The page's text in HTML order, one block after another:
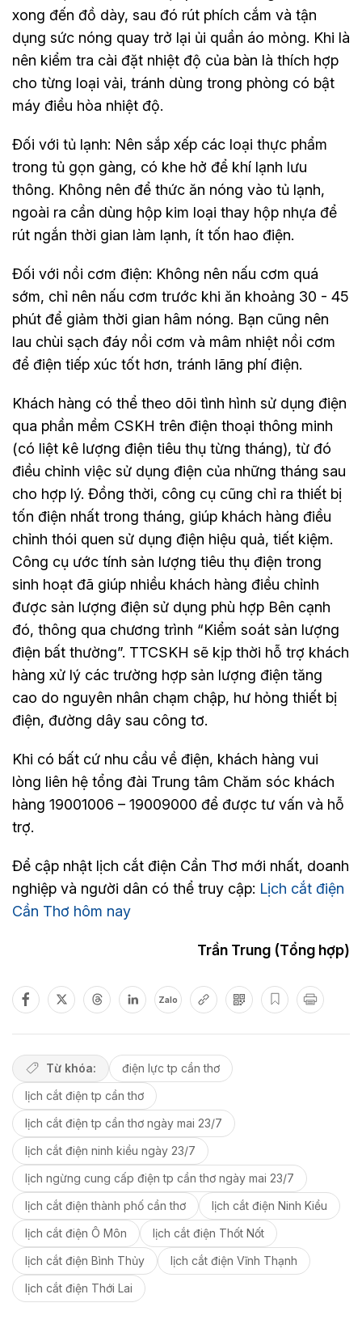
xong đến đồ dày, sau đó rút phích cắm và tận
dụng sức nóng quay trở lại ủi quần áo mỏng. Khi là
nên kiểm tra cài đặt nhiệt độ của bàn là thích hợp
cho từng loại vải, tránh dùng trong phòng có bật
máy điều hòa nhiệt độ.
Đối với tủ lạnh: Nên sắp xếp các loại thực phẩm
trong tủ gọn gàng, có khe hở để khí lạnh lưu
thông. Không nên để thức ăn nóng vào tủ lạnh,
ngoài ra cần dùng hộp kim loại thay hộp nhựa để
rút ngắn thời gian làm lạnh, ít tốn hao điện.
Đối với nồi cơm điện: Không nên nấu cơm quá
sớm, chỉ nên nấu cơm trước khi ăn khoảng 30 - 45
phút để giảm thời gian hâm nóng. Bạn cũng nên
lau chùi sạch đáy nồi cơm và mâm nhiệt nồi cơm
để điện tiếp xúc tốt hơn, tránh lãng phí điện.
Khách hàng có thể theo dõi tình hình sử dụng điện
qua phần mềm CSKH trên điện thoại thông minh
(có liệt kê lượng điện tiêu thụ từng tháng), từ đó
điều chỉnh việc sử dụng điện của những tháng sau
cho hợp lý. Đồng thời, công cụ cũng chỉ ra thiết bị
tốn điện nhất trong tháng, giúp khách hàng điều
chỉnh thói quen sử dụng điện hiệu quả, tiết kiệm.
Công cụ ước tính sản lượng tiêu thụ điện trong
sinh hoạt đã giúp nhiều khách hàng điều chỉnh
được sản lượng điện sử dụng phù hợp Bên cạnh
đó, thông qua chương trình “Kiểm soát sản lượng
điện bất thường”. TTCSKH sẽ kịp thời hỗ trợ khách
hàng xử lý các trường hợp sản lượng điện tăng
cao do nguyên nhân chạm chập, hư hỏng thiết bị
điện, đường dây sau công tơ.
Khi có bất cứ nhu cầu về điện, khách hàng vui
lòng liên hệ tổng đài Trung tâm Chăm sóc khách
hàng 19001006 – 19009000 để được tư vấn và hỗ
trợ.
Để cập nhật lịch cắt điện Cần Thơ mới nhất, doanh
nghiệp và người dân có thể truy cập: Lịch cắt điện
Cần Thơ hôm nay
Trần Trung (Tổng hợp)
Zalo
Từ khóa:
điện lực tp cần thơ
lịch cắt điện tp cần thơ
lịch cắt điện tp cần thơ ngày mai 23/7
lịch cắt điện ninh kiều ngày 23/7
lịch ngừng cung cấp điện tp cần thơ ngày mai 23/7
lịch cắt điện thành phố cần thơ
lịch cắt điện Ninh Kiều
lịch cắt điện Ô Môn
lịch cắt điện Thốt Nốt
lịch cắt điện Bình Thủy
lịch cắt điện Vĩnh Thạnh
lịch cắt điện Thới Lai